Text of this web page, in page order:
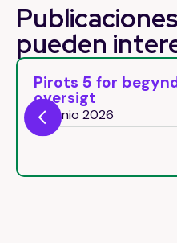
pueden
5 for begyndere:
2026